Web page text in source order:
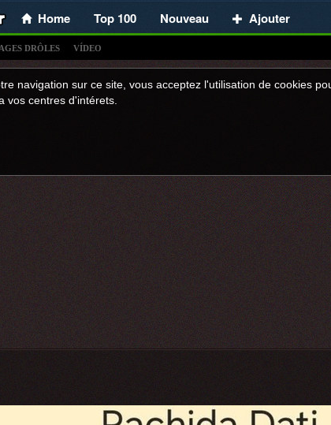
Home Top 100 Nouveau Ajouter
DRÔLES VÍDEO
navigation sur ce site, vous acceptez l'utilisation de cookies
vos centres d'intérets.